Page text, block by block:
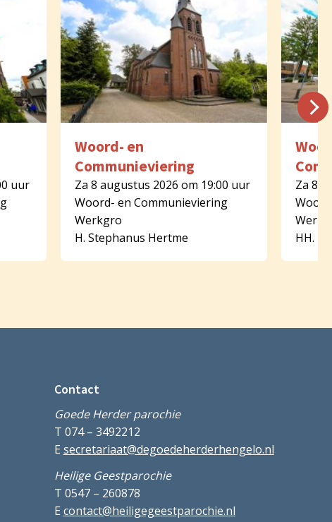
uur
Woord- en
Communieviering
Za 8 augustus 2026 om 19:00 uur
Woord- en Communieviering
Werkgro
H. Stephanus Hertme
Za 8
HH.
Contact
Goede Herder parochie
T 074 – 3492212
E secretariaat@degoedeherderhengelo.nl
Heilige Geestparochie
T 0547 – 260878
E contact@heiligegeestparochie.nl